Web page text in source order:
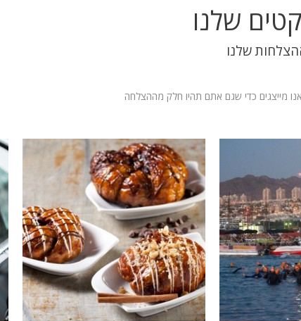
שלנו
שלנו
מייצגים כדי שגם אתם תהיו חלק מההצלחה